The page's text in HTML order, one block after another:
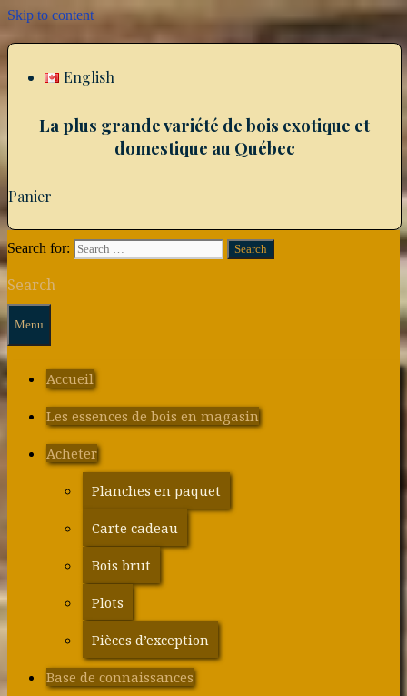
Skip to content
English
La plus grande variété de bois exotique et
domestique au Québec
Panier
Search for:
Search
Menu
Accueil
Les essences de bois en magasin
Acheter
Planches en paquet
Carte cadeau
Bois brut
Plots
Pièces d’exception
Base de connaissances